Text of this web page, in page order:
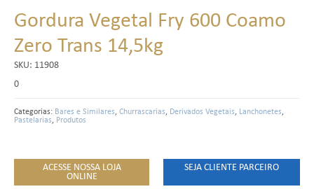
Gordura Vegetal Fry 600 Coamo
Zero Trans 14,5kg
SKU: 11908
0
Categorias: Bares e Similares, Churrascarias, Derivados Vegetais, Lanchonetes,
Pastelarias, Produtos
ACESSE NOSSA LOJA
ONLINE
SEJA CLIENTE PARCEIRO